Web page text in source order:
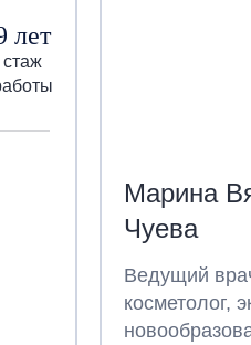
лет
стаж
Марина
Чуева
Ведущий
косметолог,